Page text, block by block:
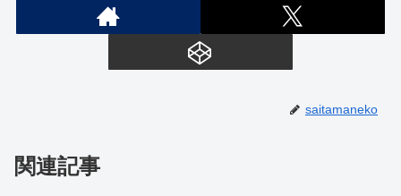
saitamaneko
関連記事